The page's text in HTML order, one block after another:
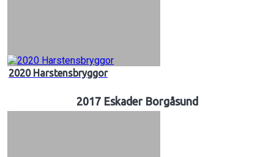
2020 Harstensbryggor
2017 Eskader Borgåsund